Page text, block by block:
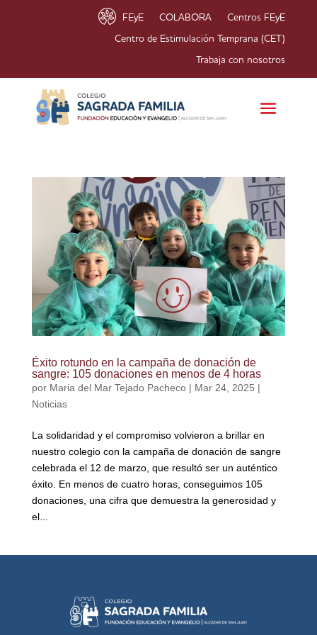
FEyE COLABORA Centros FEyE
Centro de Estimulación Temprana (CET)
Trabaja con nosotros
Éxito rotundo en la campaña de donación de
sangre: 105 donaciones en menos de 4 horas
por Maria del Mar Tejado Pacheco| Mar 24, 2025 |
Noticias
La solidaridad y el compromiso volvieron a brillar en
nuestro colegio con la campaña de donación de sangre
celebrada el 12 de marzo, que resultó ser un auténtico
éxito. En menos de cuatro horas, conseguimos 105
donaciones, una cifra que demuestra la generosidad y
el...